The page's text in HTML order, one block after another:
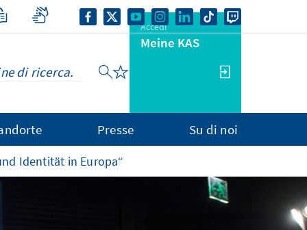
Accedi
Meine KAS
Presse Su di noi
Identität in Europa“